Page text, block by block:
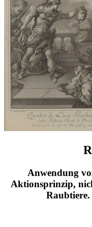
Anwendung
Aktionsprinzip,